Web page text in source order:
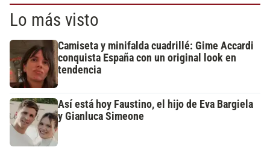
Lo más visto
Camiseta y minifalda cuadrillé: Gime Accardi
conquista España con un original look en
tendencia
Así está hoy Faustino, el hijo de Eva Bargiela
y Gianluca Simeone